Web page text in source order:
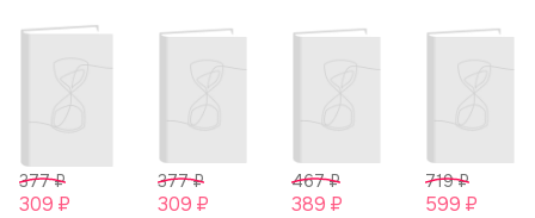
377 ₽
309 ₽
377 ₽
309 ₽
467 ₽
389 ₽
719 ₽
599 ₽